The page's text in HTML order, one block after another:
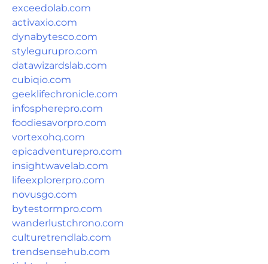
exceedolab.com
activaxio.com
dynabytesco.com
stylegurupro.com
datawizardslab.com
cubiqio.com
geeklifechronicle.com
infospherepro.com
foodiesavorpro.com
vortexohq.com
epicadventurepro.com
insightwavelab.com
lifeexplorerpro.com
novusgo.com
bytestormpro.com
wanderlustchrono.com
culturetrendlab.com
trendsensehub.com